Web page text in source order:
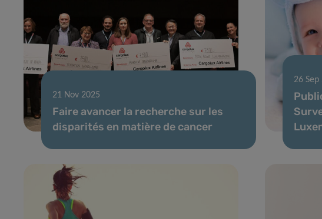
21 Nov 2025
Faire avancer la recherche sur les
disparités en matière de cancer
26 Sep